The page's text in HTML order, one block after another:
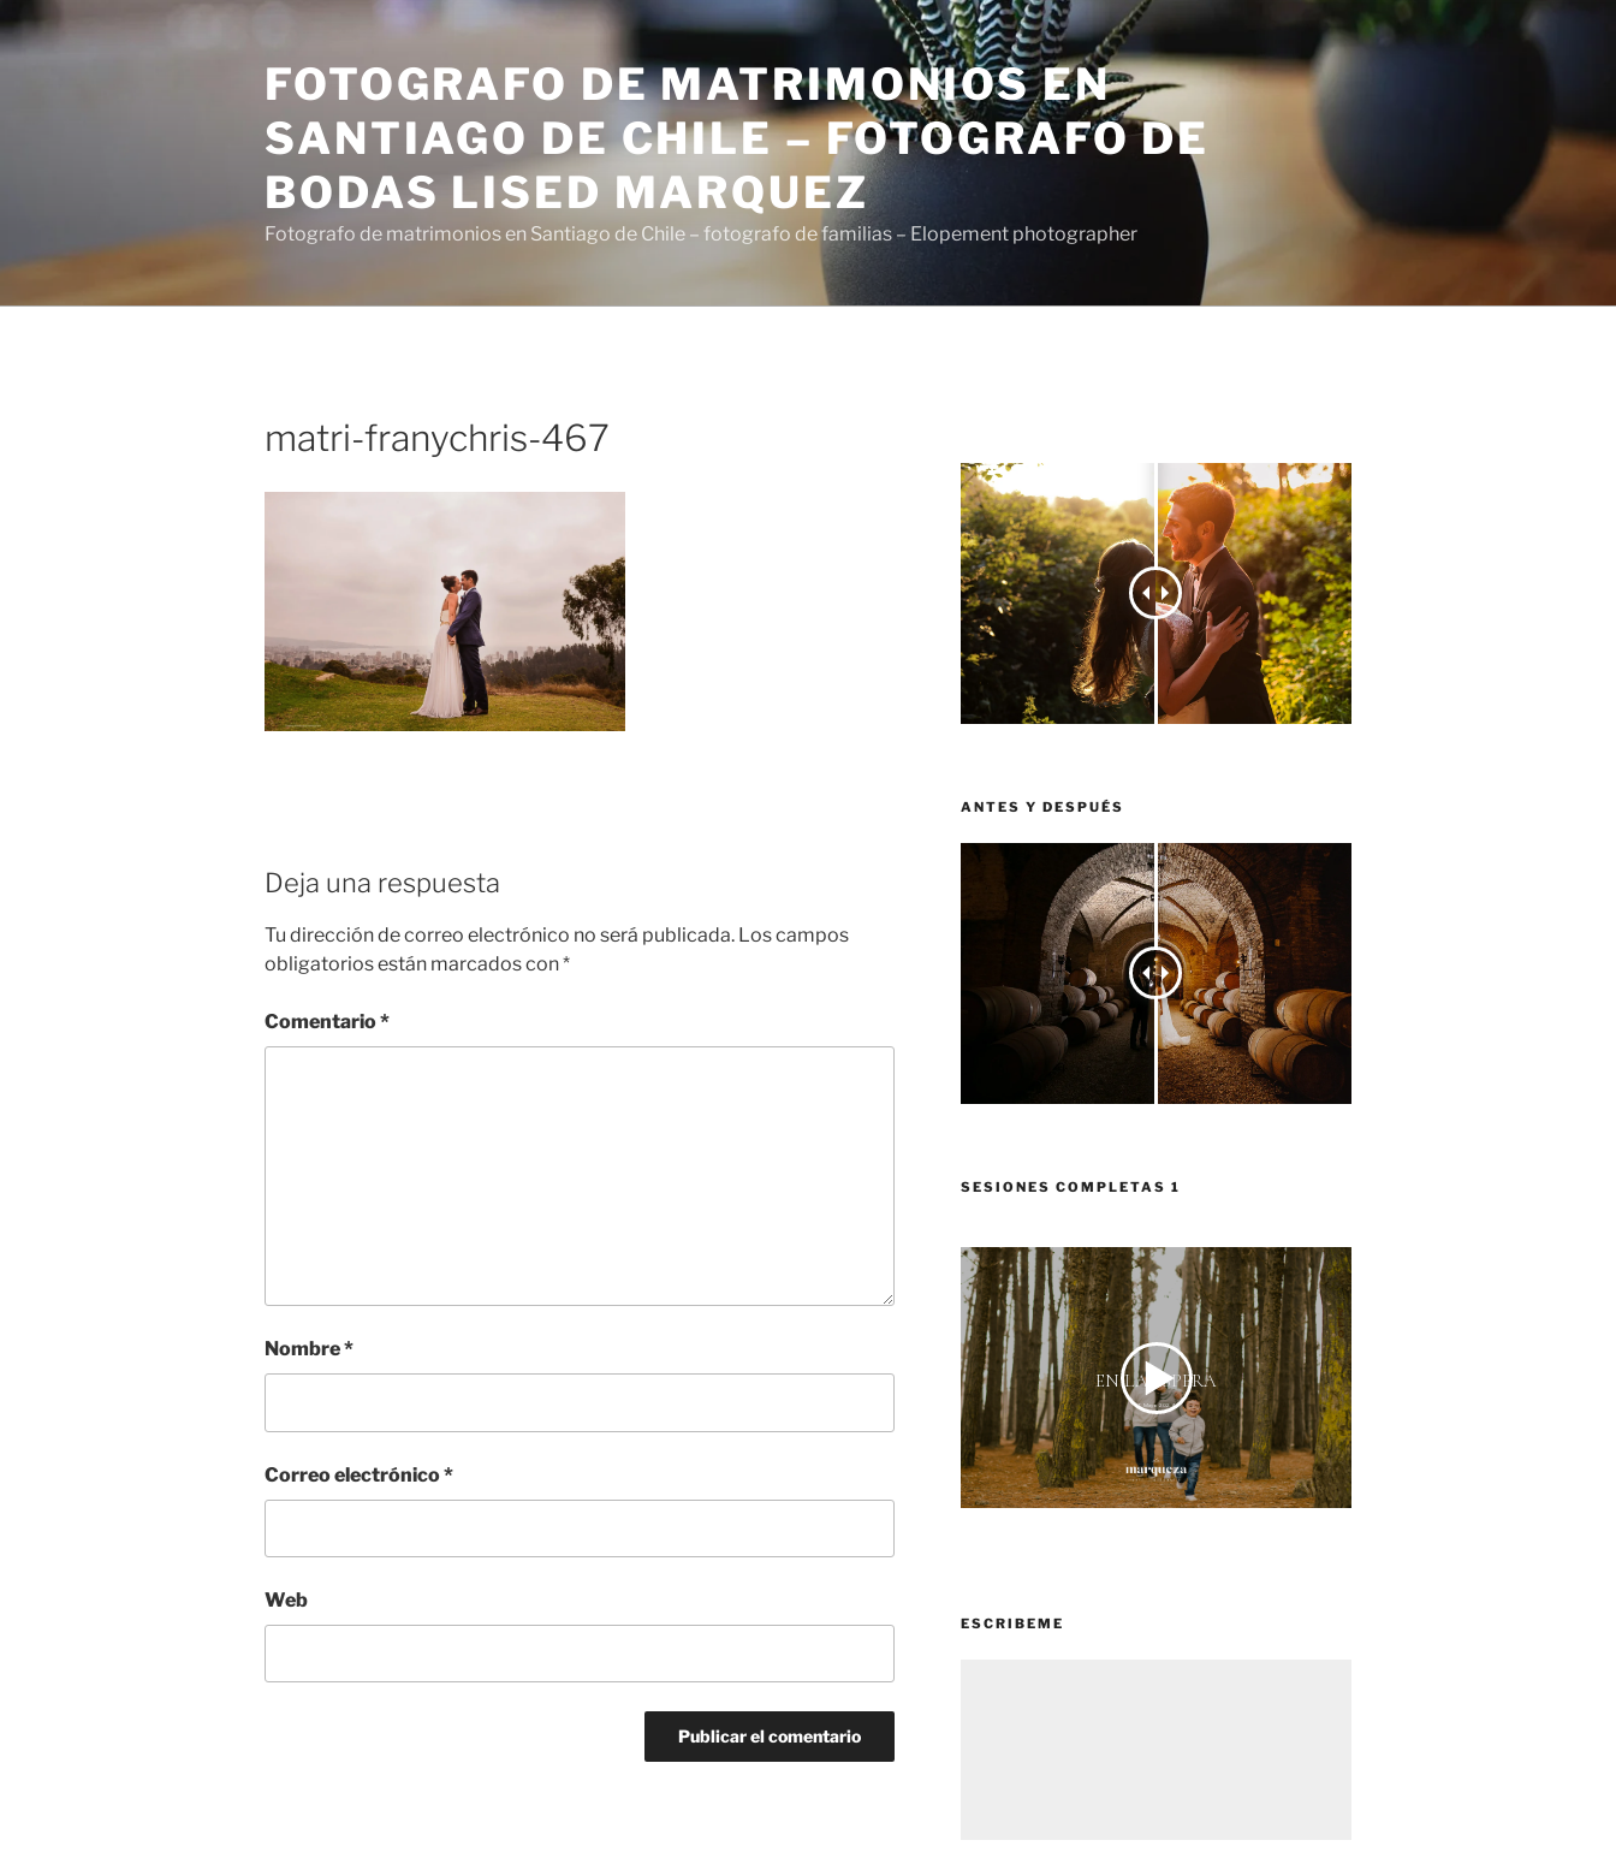
al
FOTOGRAFO DE MATRIMONIOS EN
SANTIAGO DE CHILE – FOTOGRAFO DE
BODAS LISED MARQUEZ
Fotografo de matrimonios en Santiago de Chile – fotografo de familias – Elopement photographer
matri-franychris-467
Deja una respuesta
Tu dirección de correo electrónico no será publicada. Los campos
obligatorios están marcados con*
Comentario*
Nombre*
Correo electrónico*
Web
ANTES Y DESPUÉS
SESIONES COMPLETAS 1
ESCRIBEME